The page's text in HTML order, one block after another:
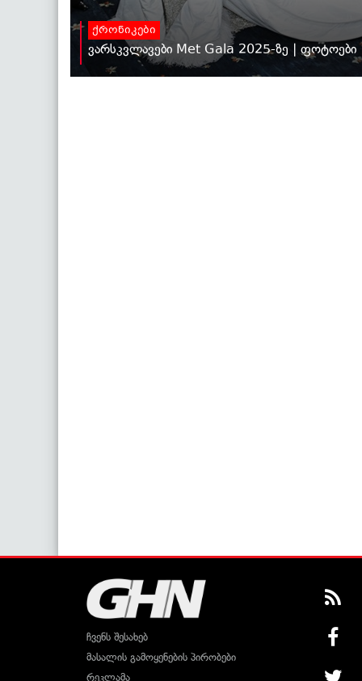
ქრონიკები
ვარსკვლავები Met Gala 2025-ზე | ფოტოები
ჩვენს შესახებ
მასალის გამოყენების პირობები
რეკლამა